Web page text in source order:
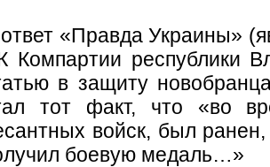
«Правда Украины»
Компартии республики
в защиту
тот факт, что «во
войск, был
боевую медаль…»